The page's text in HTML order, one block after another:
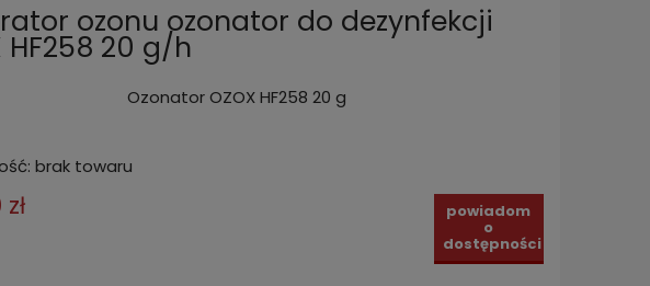
ozonu ozonator do dezynfekcji
HF258 20 g/h
Ozonator OZOX HF258 20 g
brak towaru
powiadom
o
dostępności